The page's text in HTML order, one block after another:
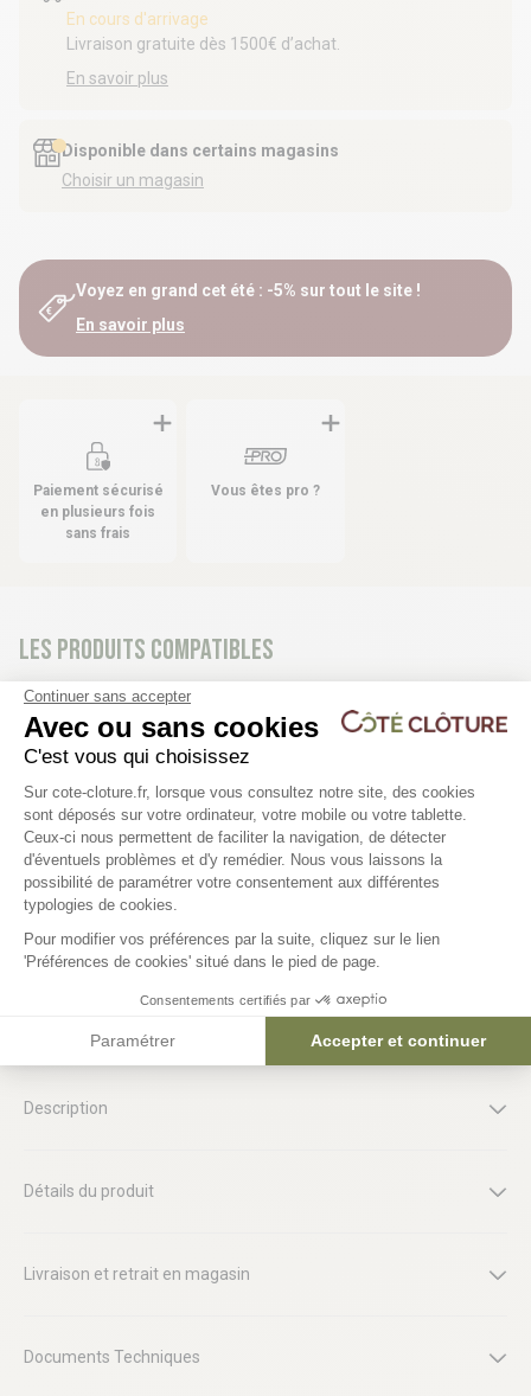
En cours d'arrivage
Livraison gratuite dès 1500€ d’achat.
En savoir plus
Disponible dans certains magasins
Choisir un magasin
Voyez en grand cet été : -5% sur tout le site !
En savoir plus
Paiement sécurisé
en plusieurs fois
sans frais
Vous êtes pro ?
Les produits compatibles
Plaque clôture béton -
CALANQUE
63,00 €
Plaque clôture béton -
Le produit en détail
Description
Détails du produit
Livraison et retrait en magasin
Documents Techniques
Continuer sans accepter
Avec ou sans cookies
C'est vous qui choisissez
Plateforme de Gestion du
Sur cote-cloture.fr, lorsque vous consultez notre site, des cookies
sont déposés sur votre ordinateur, votre mobile ou votre tablette.
Ceux-ci nous permettent de faciliter la navigation, de détecter
d'éventuels problèmes et d'y remédier. Nous vous laissons la
possibilité de paramétrer votre consentement aux différentes
typologies de cookies.
Pour modifier vos préférences par la suite, cliquez sur le lien
'Préférences de cookies' situé dans le pied de page.
Consentements certifiés par
Paramétrer Accepter et continuer
Axeptio consent